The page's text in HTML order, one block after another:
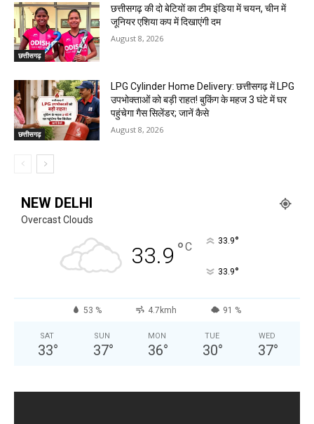
छत्तीसगढ़
छत्तीसगढ़ की दो बेटियों का टीम इंडिया में चयन, चीन में
जूनियर एशिया कप में दिखाएंगी दम
August 8, 2026
छत्तीसगढ़
LPG Cylinder Home Delivery: छत्तीसगढ़ में LPG
उपभोक्ताओं को बड़ी राहत! बुकिंग के महज 3 घंटे में घर
पहुंचेगा गैस सिलेंडर; जानें कैसे
August 8, 2026
NEW DELHI
Overcast Clouds
33.9 °C 33.9°
33.9°
53 % 4.7kmh 91 %
SAT
33°
SUN
37°
MON
36°
TUE
30°
WED
37°